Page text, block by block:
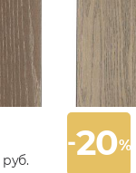
руб.
-20%